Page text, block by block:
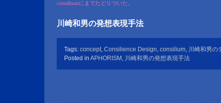
consiliumにまでたどりついた。
川崎和男の発想表現手法
Tags: concept, Consilience Design, consilium, 川崎和男の
Posted in APHORISM , 川崎和男の発想表現手法